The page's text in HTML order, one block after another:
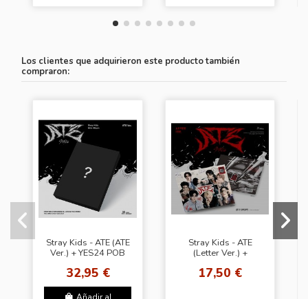
Los clientes que adquirieron este producto también
compraron:
Stray Kids - ATE (ATE
Ver.) + YES24 POB
32,95 €
Stray Kids - ATE
(Letter Ver.) +
(BDM)
17,50 €